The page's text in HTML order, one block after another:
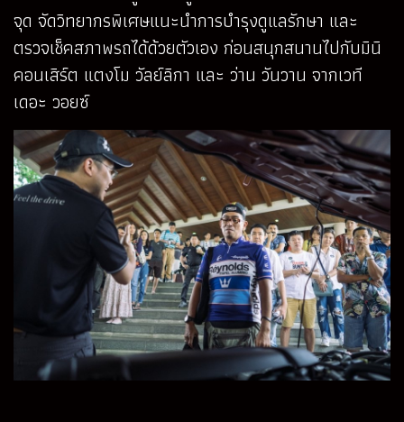
จุด จัดวิทยากรพิเศษแนะนำการบำรุงดูแลรักษา และ
ตรวจเช็คสภาพรถได้ด้วยตัวเอง ก่อนสนุกสนานไปกับมินิ
คอนเสิร์ต แตงโม วัลย์ลิกา และ ว่าน วันวาน จากเวที
เดอะ วอยซ์